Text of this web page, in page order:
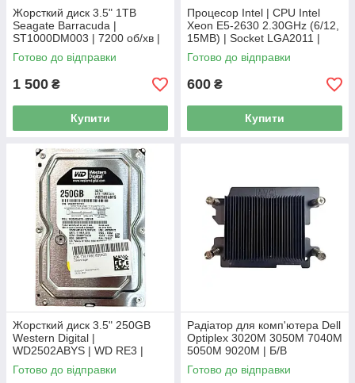
Жорсткий диск 3.5" 1TB
Seagate Barracuda |
ST1000DM003 | 7200 об/хв |
64 MB | SATA III Б/В
Готово до відправки
1 500 ₴
Купити
Процесор Intel | CPU Intel
Xeon E5-2630 2.30GHz (6/12,
15MB) | Socket LGA2011 |
SR0KV
Готово до відправки
600 ₴
Купити
Жорсткий диск 3.5" 250GB
Western Digital |
WD2502ABYS | WD RE3 |
7200 об/хв | 16 MB | SATA II
Б/В
Готово до відправки
Радіатор для комп'ютера Dell
Optiplex 3020M 3050M 7040M
5050M 9020M | Б/В
Готово до відправки